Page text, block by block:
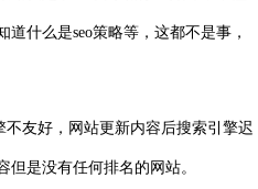
什么是seo策略等，这都不是事，
不友好，网站更新内容后搜索引擎迟
是没有任何排名的网站。